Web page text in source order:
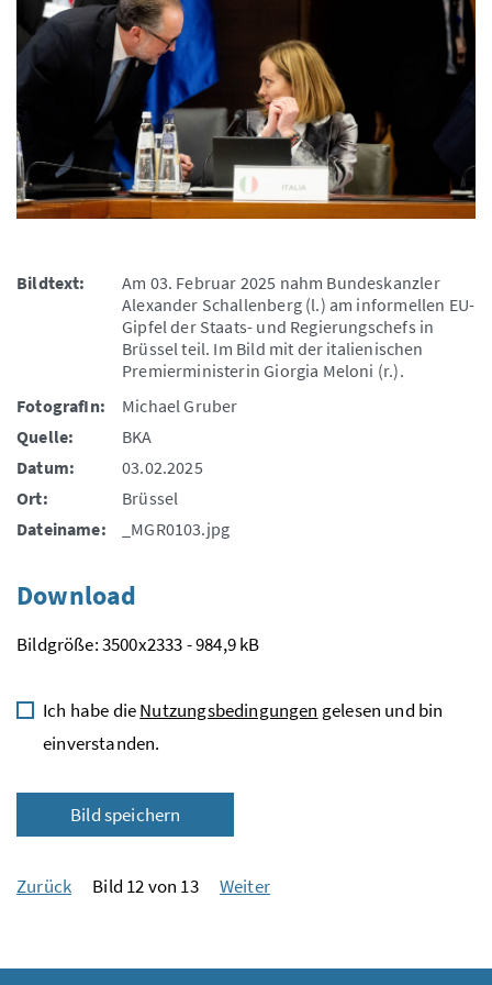
Bildtext:
Am 03. Februar 2025 nahm Bundeskanzler
Alexander Schallenberg (l.) am informellen EU-
Gipfel der Staats- und Regierungschefs in
Brüssel teil. Im Bild mit der italienischen
Premierministerin Giorgia Meloni (r.).
FotografIn:
Michael Gruber
Quelle:
BKA
Datum:
03.02.2025
Ort:
Brüssel
Dateiname:
_MGR0103.jpg
Download
Bildgröße: 3500x2333 - 984,9 kB
Ich habe dieNutzungsbedingungen gelesen und bin
einverstanden.
Bild speichern
Zurück Bild 12 von 13 Weiter